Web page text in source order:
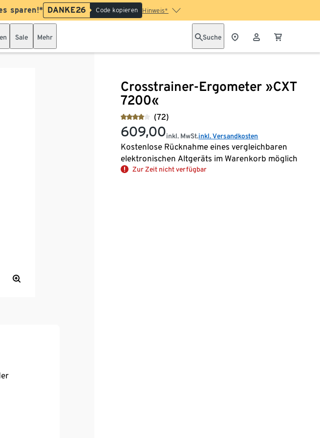
sparen!* DANKE26 Code kopieren Hinweis*
Sale Mehr Suche
Crosstrainer-Ergometer »CXT
7200«
(72)
609,00inkl. MwSt.inkl. Versandkosten
Kostenlose Rücknahme eines vergleichbaren
elektronischen Altgeräts im Warenkorb möglich
Zur Zeit nicht verfügbar